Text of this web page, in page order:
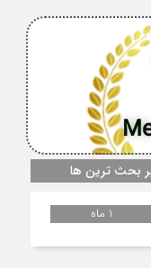
بحث ترین ها
1 ماه